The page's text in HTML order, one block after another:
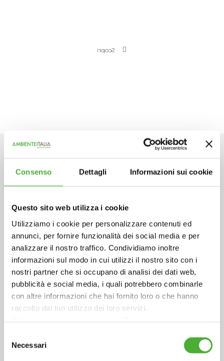
Consenso Dettagli Informazioni sui cookie
Questo sito web utilizza i cookie
Utilizziamo i cookie per personalizzare contenuti ed
annunci, per fornire funzionalità dei social media e per
analizzare il nostro traffico. Condividiamo inoltre
informazioni sul modo in cui utilizzi il nostro sito con i
nostri partner che si occupano di analisi dei dati web,
pubblicità e social media, i quali potrebbero combinarle
con altre informazioni che hai fornito loro o che hanno
raccolto dal tuo utilizzo dei loro servizi.
Chiudendo il banner continui la navigazione con i soli
delNecessari
Scopri
Impresa
Il pacchetto di servizi
integrati per le PMI
Ambiente Italia supporta la
tua azienda nel raggiungere
i principali obiettivi di
performance ambientali